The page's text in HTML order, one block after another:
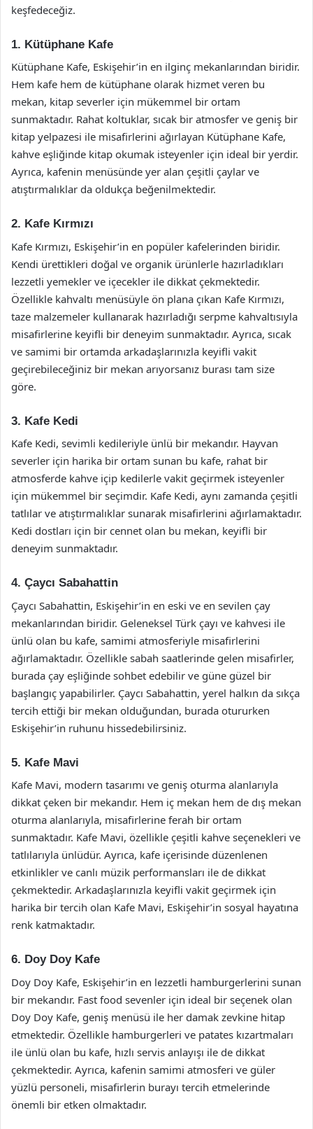
keşfedeceğiz.
1. Kütüphane Kafe
Kütüphane Kafe, Eskişehir’in en ilginç mekanlarından biridir.
Hem kafe hem de kütüphane olarak hizmet veren bu
mekan, kitap severler için mükemmel bir ortam
sunmaktadır. Rahat koltuklar, sıcak bir atmosfer ve geniş bir
kitap yelpazesi ile misafirlerini ağırlayan Kütüphane Kafe,
kahve eşliğinde kitap okumak isteyenler için ideal bir yerdir.
Ayrıca, kafenin menüsünde yer alan çeşitli çaylar ve
atıştırmalıklar da oldukça beğenilmektedir.
2. Kafe Kırmızı
Kafe Kırmızı, Eskişehir’in en popüler kafelerinden biridir.
Kendi ürettikleri doğal ve organik ürünlerle hazırladıkları
lezzetli yemekler ve içecekler ile dikkat çekmektedir.
Özellikle kahvaltı menüsüyle ön plana çıkan Kafe Kırmızı,
taze malzemeler kullanarak hazırladığı serpme kahvaltısıyla
misafirlerine keyifli bir deneyim sunmaktadır. Ayrıca, sıcak
ve samimi bir ortamda arkadaşlarınızla keyifli vakit
geçirebileceğiniz bir mekan arıyorsanız burası tam size
göre.
3. Kafe Kedi
Kafe Kedi, sevimli kedileriyle ünlü bir mekandır. Hayvan
severler için harika bir ortam sunan bu kafe, rahat bir
atmosferde kahve içip kedilerle vakit geçirmek isteyenler
için mükemmel bir seçimdir. Kafe Kedi, aynı zamanda çeşitli
tatlılar ve atıştırmalıklar sunarak misafirlerini ağırlamaktadır.
Kedi dostları için bir cennet olan bu mekan, keyifli bir
deneyim sunmaktadır.
4. Çaycı Sabahattin
Çaycı Sabahattin, Eskişehir’in en eski ve en sevilen çay
mekanlarından biridir. Geleneksel Türk çayı ve kahvesi ile
ünlü olan bu kafe, samimi atmosferiyle misafirlerini
ağırlamaktadır. Özellikle sabah saatlerinde gelen misafirler,
burada çay eşliğinde sohbet edebilir ve güne güzel bir
başlangıç yapabilirler. Çaycı Sabahattin, yerel halkın da sıkça
tercih ettiği bir mekan olduğundan, burada otururken
Eskişehir’in ruhunu hissedebilirsiniz.
5. Kafe Mavi
Kafe Mavi, modern tasarımı ve geniş oturma alanlarıyla
dikkat çeken bir mekandır. Hem iç mekan hem de dış mekan
oturma alanlarıyla, misafirlerine ferah bir ortam
sunmaktadır. Kafe Mavi, özellikle çeşitli kahve seçenekleri ve
tatlılarıyla ünlüdür. Ayrıca, kafe içerisinde düzenlenen
etkinlikler ve canlı müzik performansları ile de dikkat
çekmektedir. Arkadaşlarınızla keyifli vakit geçirmek için
harika bir tercih olan Kafe Mavi, Eskişehir’in sosyal hayatına
renk katmaktadır.
6. Doy Doy Kafe
Doy Doy Kafe, Eskişehir’in en lezzetli hamburgerlerini sunan
bir mekandır. Fast food sevenler için ideal bir seçenek olan
Doy Doy Kafe, geniş menüsü ile her damak zevkine hitap
etmektedir. Özellikle hamburgerleri ve patates kızartmaları
ile ünlü olan bu kafe, hızlı servis anlayışı ile de dikkat
çekmektedir. Ayrıca, kafenin samimi atmosferi ve güler
yüzlü personeli, misafirlerin burayı tercih etmelerinde
önemli bir etken olmaktadır.